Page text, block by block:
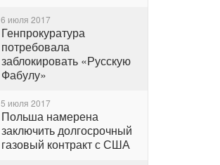
6 июля 2017
Генпрокуратура
потребовала
заблокировать «Русскую
Фабулу»
5 июля 2017
Польша намерена
заключить долгосрочный
газовый контракт с США